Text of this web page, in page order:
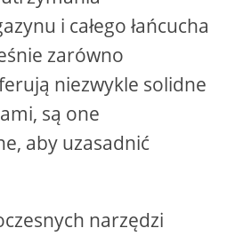
i całego łańcucha
zarówno
niezwykle solidne
są one
aby uzasadnić
narzędzi